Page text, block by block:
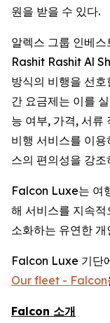
원을 받을 수 있다.
알렉스 그룹 인베
Rashit Rashit Al
방식의 비행을 선
간 요금제는 이를
능 여부, 가격, 서류
비행 서비스를 이
스의 편의성을 강조
Falcon Luxe는 여
해 서비스를 지속
소화하는 유연한
Falcon Luxe 기단
Our fleet - Falcon
Falcon 소개